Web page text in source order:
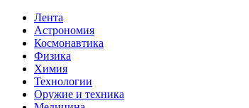
Лента
Астрономия
Космонавтика
Физика
Химия
Технологии
Оружие и техника